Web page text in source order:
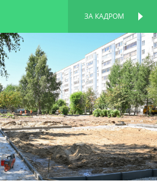
ЗА КАДРОМ
ПЕРСОНАЛЬНАЯ
СТРАНИЦА